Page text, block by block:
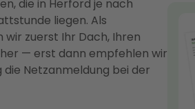
die in Herford je nach
liegen. Als
zuerst Ihr Dach, Ihren
— erst dann empfehlen wir
Netzanmeldung bei der